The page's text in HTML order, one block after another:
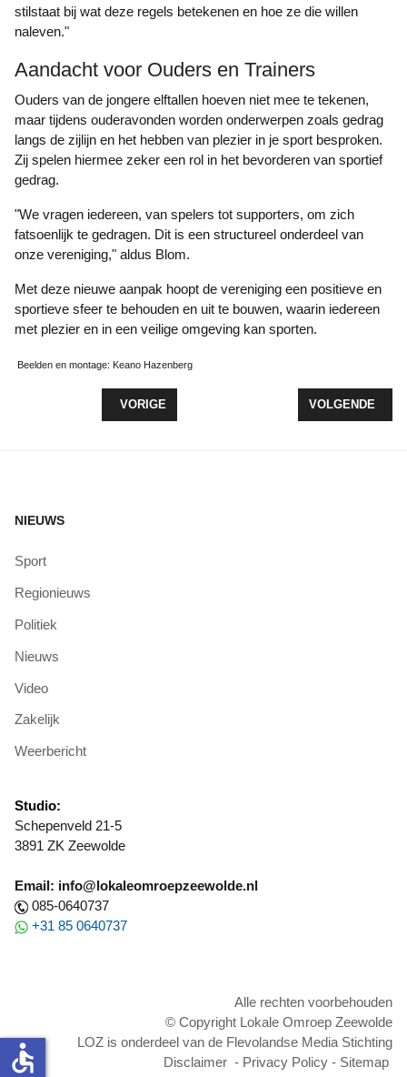
stilstaat bij wat deze regels betekenen en hoe ze die willen
naleven."
Aandacht voor Ouders en Trainers
Ouders van de jongere elftallen hoeven niet mee te tekenen,
maar tijdens ouderavonden worden onderwerpen zoals gedrag
langs de zijlijn en het hebben van plezier in je sport besproken.
Zij spelen hiermee zeker een rol in het bevorderen van sportief
gedrag.
"We vragen iedereen, van spelers tot supporters, om zich
fatsoenlijk te gedragen. Dit is een structureel onderdeel van
onze vereniging," aldus Blom.
Met deze nieuwe aanpak hoopt de vereniging een positieve en
sportieve sfeer te behouden en uit te bouwen, waarin iedereen
met plezier en in een veilige omgeving kan sporten.
Beelden en montage: Keano Hazenberg
VORIG ARTIKEL: OPENINGSDAG HOCKEYCLUB
VORIGE VOLGENDE
VOLGENDE
NIEUWS
Sport
Regionieuws
Politiek
Nieuws
Video
Zakelijk
Weerbericht
Studio:
Schepenveld 21-5
3891 ZK Zeewolde
Email: info@lokaleomroepzeewolde.nl
085-0640737
+31 85 0640737
Alle rechten voorbehouden
© Copyright Lokale Omroep Zeewolde
LOZ is onderdeel van de Flevolandse Media Stichting
Disclaimer - Privacy Policy - Sitemap
accessible